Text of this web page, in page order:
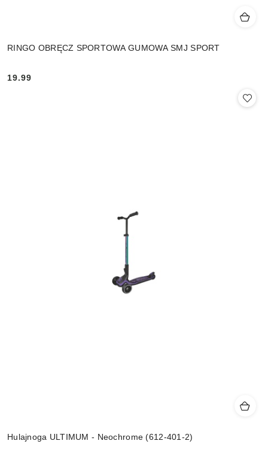
RINGO OBRĘCZ SPORTOWA GUMOWA SMJ SPORT
Cena:
19.99
Hulajnoga ULTIMUM - Neochrome (612-401-2)